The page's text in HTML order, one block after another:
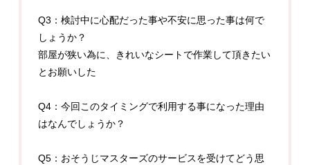
Q3：検討中に心配だった事や不安に思った事は何で
しょうか？
部屋が狭い為に、きれいなシートで作業して頂きたい
とお願いした
Q4：今回このタイミングで利用する事になった理由
はなんでしょうか？
Q5：おそうじマスターズのサービスを受けてどう思